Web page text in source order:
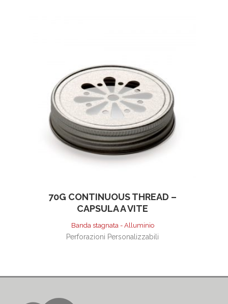
70G CONTINUOUS THREAD –
CAPSULA A VITE
Banda stagnata - Alluminio
Perforazioni Personalizzabili